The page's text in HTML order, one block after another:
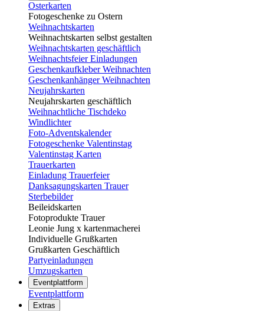
Osterkarten
Fotogeschenke zu Ostern
Weihnachtskarten
Weihnachtskarten selbst gestalten
Weihnachtskarten geschäftlich
Weihnachtsfeier Einladungen
Geschenkaufkleber Weihnachten
Geschenkanhänger Weihnachten
Neujahrskarten
Neujahrskarten geschäftlich
Weihnachtliche Tischdeko
Windlichter
Foto-Adventskalender
Fotogeschenke Valentinstag
Valentinstag Karten
Trauerkarten
Einladung Trauerfeier
Danksagungskarten Trauer
Sterbebilder
Beileidskarten
Fotoprodukte Trauer
Leonie Jung x kartenmacherei
Individuelle Grußkarten
Grußkarten Geschäftlich
Partyeinladungen
Umzugskarten
Eventplattform
Eventplattform
Extras